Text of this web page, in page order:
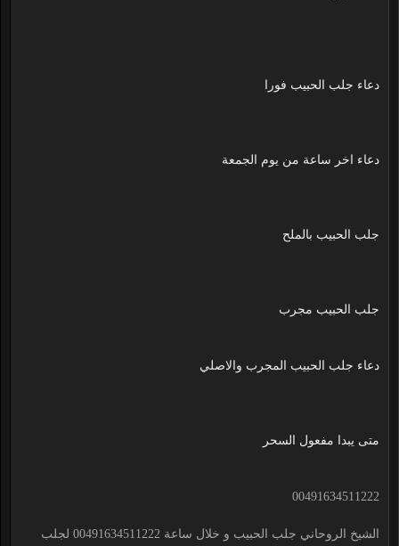
دعاء جلب الحبيب فورا
دعاء اخر ساعة من يوم الجمعة
جلب الحبيب بالملح
جلب الحبيب مجرب
دعاء جلب الحبيب المجرب والاصلي
متى يبدا مفعول السحر
00491634511222
الشيخ الروحاني جلب الحبيب و خلال ساعة 00491634511222 لجلب